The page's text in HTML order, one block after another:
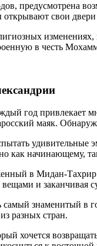
свои двери
изменениях,
в честь
год привлекает
маяк.
удивительные
как начинающему,
в Мидан-
и заканчивая
знаменитый в
разных стран.
хочется